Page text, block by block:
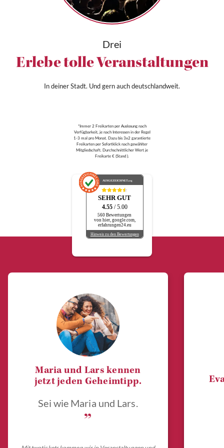
Drei
Erlebe tolle Veranstaltungen
In deiner Stadt. Und gern auch deutschlandweit.
*Immer 2 Freikarten per Auslosung nach
Verfügbarkeit, je nach Interessen in der Regel
1-3 mal pro Monat. Dazu bis 3x2 garantierte
Freikarten per Sofortklick nach gewählter
Mitgliedschaft. Durchschnittlicher Wert je
Freikarte € (Stand ).
AUSGEZEICHNET.org
SEHR GUT
4.55 / 5.00
560 Bewertungen
von hier, google.com,
erfahrungen24.eu
Hinweis zu den Bewertungen
Maria und Lars kennen
jetzt jeden Geheimtipp.
Sei wie Maria und Lars.
„